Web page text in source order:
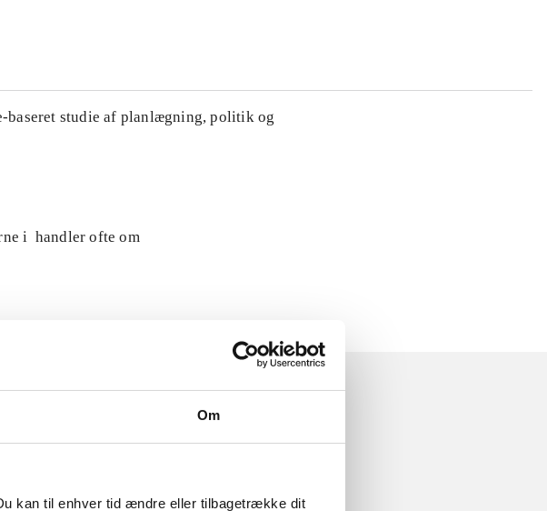
Om
kan til enhver tid ændre eller tilbagetrække dit
baseret studie af planlægning, politik og
i handler ofte om